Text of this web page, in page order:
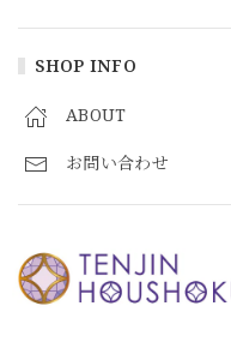
SHOP INFO
ABOUT
お問い合わせ